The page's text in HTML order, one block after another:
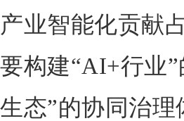
产业智能化贡献
要构建“AI+行业
生态”的协同治